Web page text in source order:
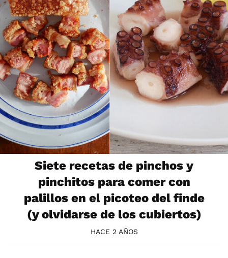
Siete recetas de pinchos y
pinchitos para comer con
palillos en el picoteo del finde
(y olvidarse de los cubiertos)
HACE 2 AÑOS